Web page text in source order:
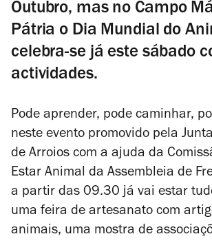
Outubro, mas no Campo
Pátria o Dia Mundial do
celebra-se já este sábado
actividades.
Pode aprender, pode caminhar,
neste evento promovido pela
de Arroios com a ajuda da
Estar Animal da Assembleia de
a partir das 09.30 já vai estar
uma feira de artesanato com
animais, uma mostra de